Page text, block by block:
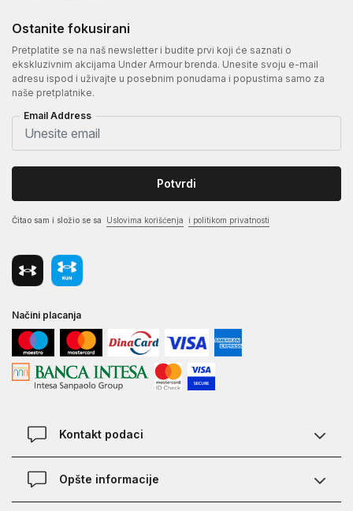
Ostanite fokusirani
Pretplatite se na naš newsletter i budite prvi koji će saznati o
ekskluzivnim akcijama Under Armour brenda. Unesite svoju e-mail
adresu ispod i uživajte u posebnim ponudama i popustima samo za
naše pretplatnike.
Email Address
Potvrdi
Čitao sam i složio se sa Uslovima korišćenja i politikom privatnosti
Načini placanja
Kontakt podaci
Chat
Opšte informacije